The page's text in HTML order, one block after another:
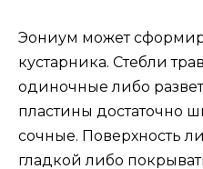
Эониум может
кустарника. Стебли
одиночные либо
пластины достаточно
сочные. Поверхность
гладкой либо